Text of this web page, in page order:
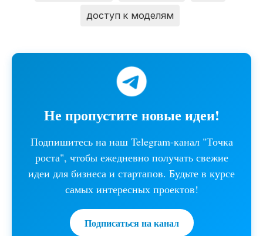
доступ к моделям
Не пропустите новые идеи!
Подпишитесь на наш Telegram-канал "Точка
роста", чтобы ежедневно получать свежие
идеи для бизнеса и стартапов. Будьте в курсе
самых интересных проектов!
Подписаться на канал